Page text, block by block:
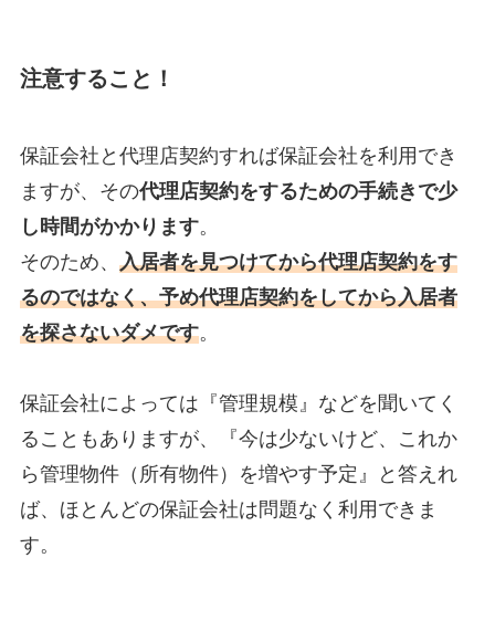
注意すること！
保証会社と代理店契約すれば保証会社を利用でき
ますが、その代理店契約をするための手続きで少
し時間がかかります。
そのため、 入居者を見つけてから代理店契約をす
るのではなく、予め代理店契約をしてから入居者
を探さないダメです。
保証会社によっては『管理規模』などを聞いてく
ることもありますが、『今は少ないけど、これか
ら管理物件（所有物件）を増やす予定』と答えれ
ば、ほとんどの保証会社は問題なく利用できま
す。